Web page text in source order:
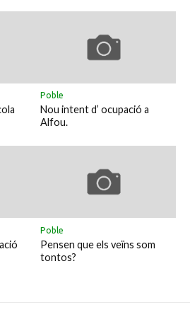
Poble
Nou intent d’ ocupació a
Alfou.
Poble
Pensen que els veïns som
tontos?